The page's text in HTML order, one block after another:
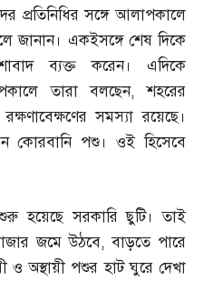
প্রতিনিধির সঙ্গে আলাপকালে
জানান। একইসঙ্গে শেষ দিকে
ব্যক্ত করেন। এদিকে
তারা বলছেন,শহরের
সমস্যা রয়েছে।
কোরবানি পশু। ওই হিসেবে
হয়েছে সরকারি ছুটি। তাই
জমে উঠবে,বাড়তে পারে
ও অস্থায়ী পশুর হাট ঘুরে দেখা